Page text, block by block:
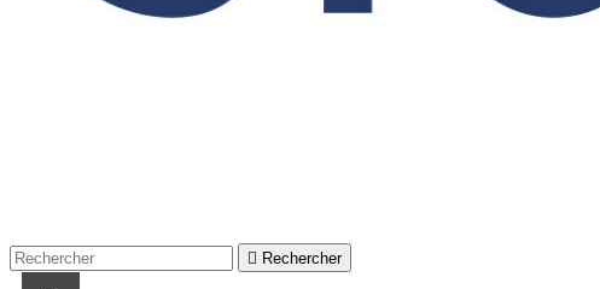
 Rechercher